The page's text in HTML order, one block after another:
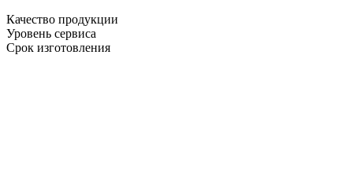
Качество продукции
Уровень сервиса
Срок изготовления